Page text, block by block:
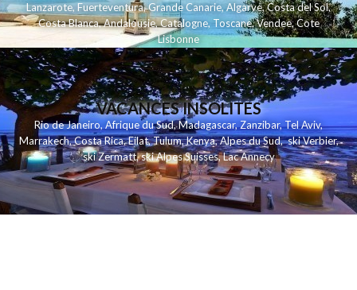
Lanzarote,Fuerteventura,Grande Canarie,Algarve,Costa del Sol,
Costa Blanca,Andalousie,Catalogne,Toscane,Vendee,Cote
Lisbonne
VACANCES INSOLITES
Rio de Janeiro,Afrique du Sud,Madagascar,Zanzibar,Tel Aviv,
Marrakech,Costa Rica,Eilat,Tulum,Kenya,Alpes du Sud,ski Verbier,
ski Zermatt,ski Alpes Suisses,Lac Annecy